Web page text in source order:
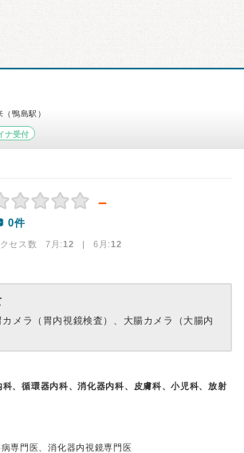
鴨島駅）
ナ受付
－
0件
セス数 7月:12 | 6月:12
カメラ（胃内視鏡検査）、大腸カメラ（大腸内
科、循環器内科、消化器内科、皮膚科、小児科、放射
専門医、消化器内視鏡専門医